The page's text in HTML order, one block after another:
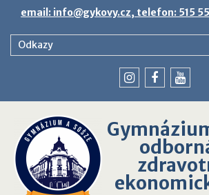
content
email: info@gykovy.cz, telefon: 515
Odkazy